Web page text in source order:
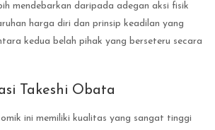
mendebarkan daripada adegan aksi fisik
harga diri dan prinsip keadilan yang
kedua belah pihak yang berseteru secara
Takeshi Obata
ini memiliki kualitas yang sangat tinggi